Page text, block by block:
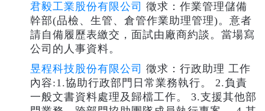
君毅工業股份有限公司 徵求：作業管理儲備
幹部(品檢、生管、倉管作業助理管理)。意者
請自備履歷表繳交，面試由廠商約談。當場寫
公司的人事資料。
昱程科技股份有限公司 徵求：行政助理 工作
內容:1.協助行政部門日常業務執行。 2.負責
一般文書資料處理及歸檔工作。 3.支援其他部